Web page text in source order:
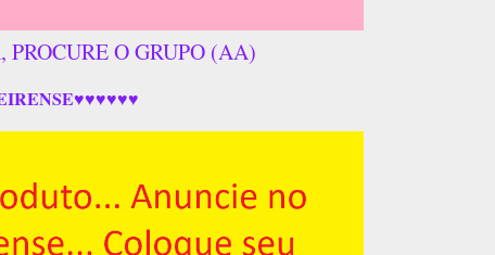
PROCURE O GRUPO (AA)